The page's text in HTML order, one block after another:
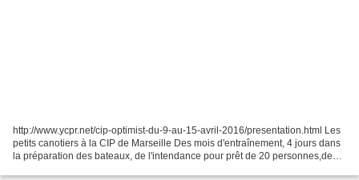
http://www.ycpr.net/cip-optimist-du-9-au-15-avril-2016/presentation.html Les
petits canotiers à la CIP de Marseille Des mois d'entraînement, 4 jours dans
la préparation des bateaux, de l'intendance pour prêt de 20 personnes,des 3